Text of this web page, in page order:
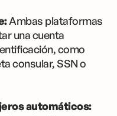
Ambas plataformas
una cuenta
como
consular, SSN o
automáticos: